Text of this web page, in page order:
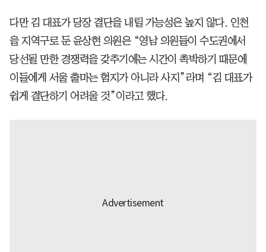
다만 김 대표가 당장 결단을 내릴 가능성은 높지 않다. 인천
을 지역구로 둔 윤상현 의원은 “영남 의원들이 수도권에서
당선될 만한 경쟁력을 갖추기에는 시간이 촉박하기 때문에
이들에게 서울 출마는 험지가 아니라 사지”라며 “김 대표가
쉽게 결단하기 어려울 것”이라고 했다.